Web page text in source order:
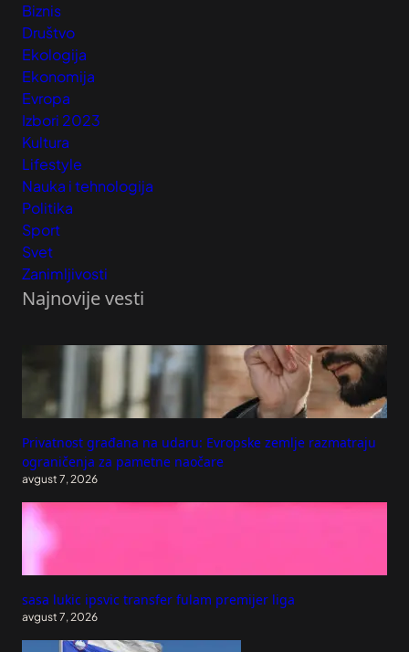
Biznis
Društvo
Ekologija
Ekonomija
Evropa
Izbori 2023
Kultura
Lifestyle
Nauka i tehnologija
Politika
Sport
Svet
Zanimljivosti
Najnovije vesti
Privatnost građana na udaru: Evropske zemlje razmatraju
ograničenja za pametne naočare
avgust 7, 2026
sasa lukic ipsvic transfer fulam premijer liga
avgust 7, 2026